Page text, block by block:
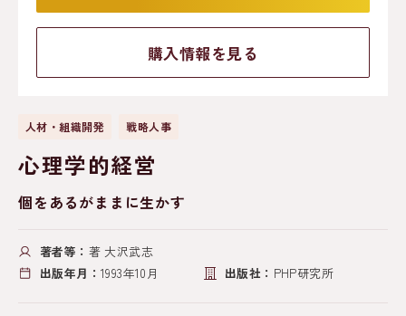
購入情報を見る
人材・組織開発 戦略人事
心理学的経営
個をあるがままに生かす
著者等： 著 大沢武志
出版年月： 1993年10月 出版社： PHP研究所